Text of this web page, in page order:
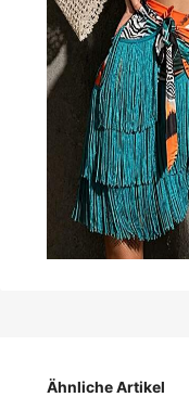
15 ,78€ Preis
1 Stück sexy
Tanzkostüm
Ähnliche Artikel